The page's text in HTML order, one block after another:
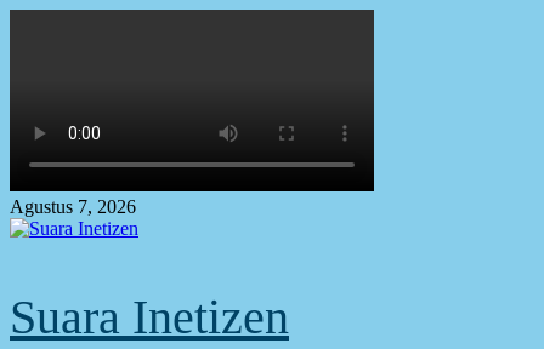
Agustus 7, 2026
Suara Inetizen